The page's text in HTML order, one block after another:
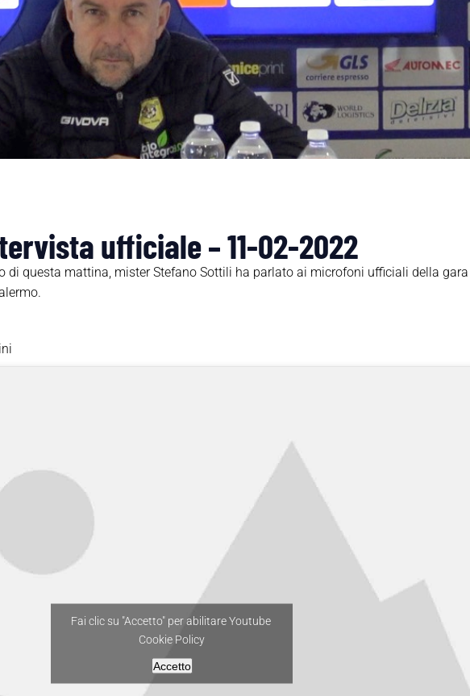
ufficiale – 11-02-2022
di questa mattina, mister Stefano Sottili ha parlato ai microfoni ufficiali della gara
Fai clic su "Accetto" per abilitare Youtube
Cookie Policy
Accetto